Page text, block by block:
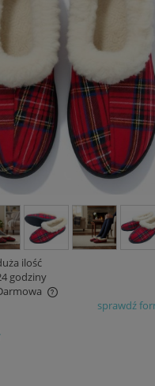
ilość
godziny
ewentualnych kosztów
sprawdź